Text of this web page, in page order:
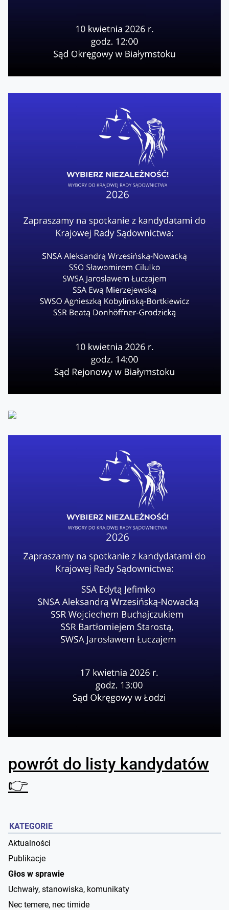
powrót do listy kandydatów
👉
KATEGORIE
Aktualności
Publikacje
Głos w sprawie
Uchwały, stanowiska, komunikaty
Nec temere, nec timide